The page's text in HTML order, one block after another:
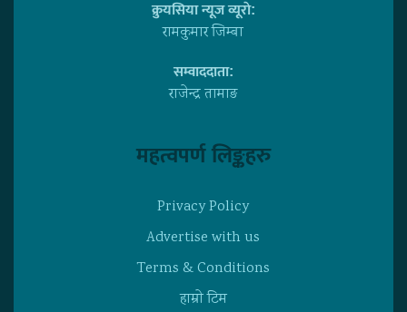
क्रुयसिया न्यूज व्यूराे:
रामकुमार जिम्बा
सम्वाददाता:
राजेन्द्र तामाङ
महत्वपर्ण लिङ्कहरु
Privacy Policy
Advertise with us
Terms & Conditions
हाम्राे टिम